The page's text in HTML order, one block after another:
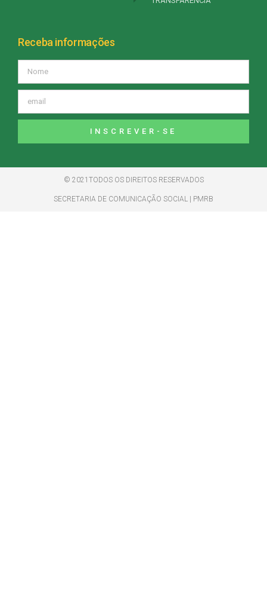
Receba informações
INSCREVER-SE
© 2021TODOS OS DIREITOS RESERVADOS
SECRETARIA DE COMUNICAÇÃO SOCIAL | PMRB